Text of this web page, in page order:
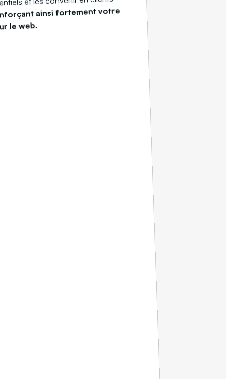
ainsi fortement votre
le web.